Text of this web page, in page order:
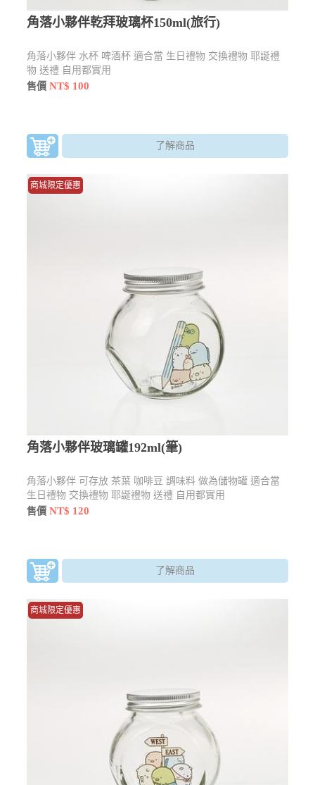
角落小夥伴乾拜玻璃杯150ml(旅行)
角落小夥伴 水杯 啤酒杯 適合當 生日禮物 交換禮物 耶誕禮
物 送禮 自用都實用
售價NT$ 100
了解商品
商城限定優惠
角落小夥伴玻璃罐192ml(筆)
角落小夥伴 可存放 茶葉 咖啡豆 調味料 做為儲物罐 適合當
生日禮物 交換禮物 耶誕禮物 送禮 自用都實用
售價NT$ 120
了解商品
商城限定優惠